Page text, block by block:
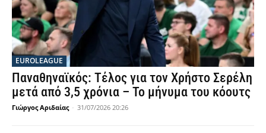
EUROLEAGUE
Παναθηναϊκός: Τέλος για τον Χρήστο Σερέλη
μετά από 3,5 χρόνια – Το μήνυμα του κόουτς
Γιώργος Αριδαίας - 31/07/2026 20:26